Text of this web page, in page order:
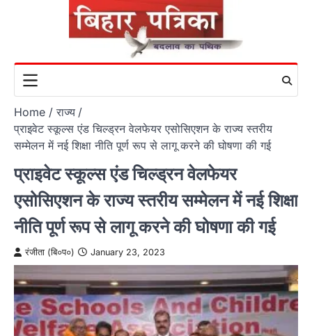
Home
राज्य
प्राइवेट स्कूल्स एंड चिल्ड्रन वेलफेयर एसोसिएशन के राज्य स्तरीय
सम्मेलन में नई शिक्षा नीति पूर्ण रूप से लागू करने की घोषणा की गई
प्राइवेट स्कूल्स एंड चिल्ड्रन वेलफेयर
एसोसिएशन के राज्य स्तरीय सम्मेलन में नई शिक्षा
नीति पूर्ण रूप से लागू करने की घोषणा की गई
रंजीता (बि०प०) January 23, 2023